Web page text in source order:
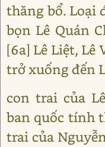
thăng bổ. Loại
bọn Lê Quán
[6a] Lê Liệt, Lê
trở xuống đến
con trai của
ban quốc tính
trai của